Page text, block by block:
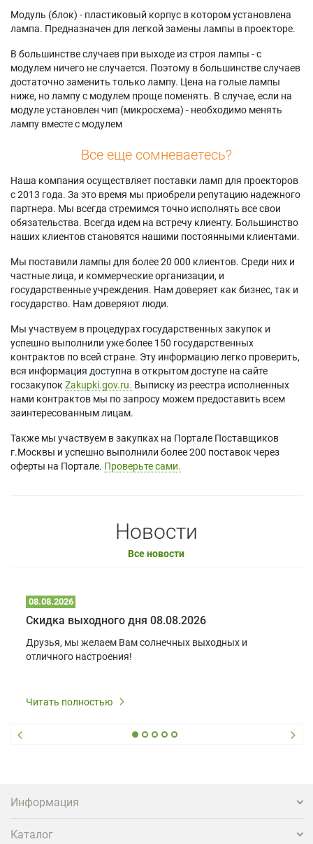
Модуль (блок) - пластиковый корпус в котором установлена
лампа. Предназначен для легкой замены лампы в проекторе.
В большинстве случаев при выходе из строя лампы - с
модулем ничего не случается. Поэтому в большинстве случаев
достаточно заменить только лампу. Цена на голые лампы
ниже, но лампу с модулем проще поменять. В случае, если на
модуле установлен чип (микросхема) - необходимо менять
лампу вместе с модулем
Все еще сомневаетесь?
Наша компания осуществляет поставки ламп для проекторов
с 2013 года. За это время мы приобрели репутацию надежного
партнера. Мы всегда стремимся точно исполнять все свои
обязательства. Всегда идем на встречу клиенту. Большинство
наших клиентов становятся нашими постоянными клиентами.
Мы поставили лампы для более 20 000 клиентов. Среди них и
частные лица, и коммерческие организации, и
государственные учреждения. Нам доверяет как бизнес, так и
государство. Нам доверяют люди.
Мы участвуем в процедурах государственных закупок и
успешно выполнили уже более 150 государственных
контрактов по всей стране. Эту информацию легко проверить,
вся информация доступна в открытом доступе на сайте
госзакупок Zakupki.gov.ru. Выписку из реестра исполненных
нами контрактов мы по запросу можем предоставить всем
заинтересованным лицам.
Также мы участвуем в закупках на Портале Поставщиков
г.Москвы и успешно выполнили более 200 поставок через
оферты на Портале. Проверьте сами.
Новости
Все новости
08.08.2026
Скидка выходного дня 08.08.2026
Друзья, мы желаем Вам солнечных выходных и
отличного настроения!
Читать полностью
Информация
Каталог